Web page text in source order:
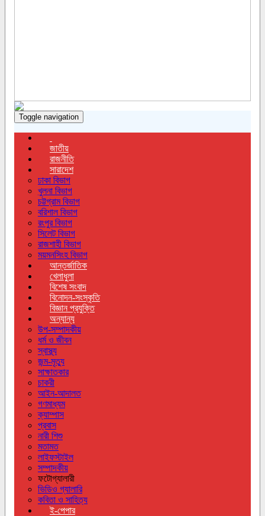
Toggle navigation
জাতীয়
রাজনীতি
সারাদেশ
ঢাকা বিভাগ
খুলনা বিভাগ
চট্টগ্রাম বিভাগ
বরিশাল বিভাগ
রংপুর বিভাগ
সিলেট বিভাগ
রাজশাহী বিভাগ
ময়মনসিংহ বিভাগ
আন্তর্জাতিক
খেলাধুলা
বিশেষ সংবাদ
বিনোদন-সংস্কৃতি
বিজ্ঞান প্রযুক্তি
অন্যান্য
উপ-সম্পাদকীয়
ধর্ম ও জীবন
স্বাস্থ্য
জন্ম-মৃত্যু
সাক্ষাতকার
চাকরী
আইন-আদালত
গণমাধ্যম
ক্যাম্পাস
প্রবাস
নারী শিশু
মতামত
লাইফস্টাইল
সম্পাদকীয়
ফটোগ্যালারী
ভিডিও গ্যালারি
কবিতা ও সাহিত্য
ই-পেপার